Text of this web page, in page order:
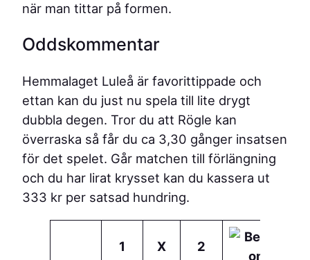
när man tittar på formen.
Oddskommentar
Hemmalaget Luleå är favorittippade och
ettan kan du just nu spela till lite drygt
dubbla degen. Tror du att Rögle kan
överraska så får du ca 3,30 gånger insatsen
för det spelet. Går matchen till förlängning
och du har lirat krysset kan du kassera ut
333 kr per satsad hundring.
1 X 2